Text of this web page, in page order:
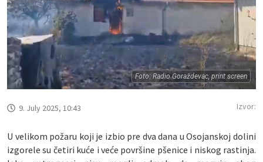
Foto: Radio Goraždevac, print screen
9. July 2025, 10:43 Izvor:
U velikom požaru koji je izbio pre dva dana u Osojanskoj dolini
izgorele su četiri kuće i veće površine pšenice i niskog rastinja.